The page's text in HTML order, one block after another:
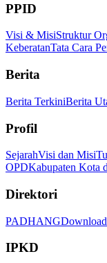
PPID
Visi & MisiStruktur
KeberatanTata Cara
Berita
Berita TerkiniBerita
Profil
SejarahVisi dan Misi
OPDKabupaten Kota
Direktori
PADHANGDownload
IPKD